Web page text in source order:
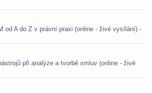
od A do Z v právní praxi (online - živé vysílání) -
při analýze a tvorbě smluv (online - živé